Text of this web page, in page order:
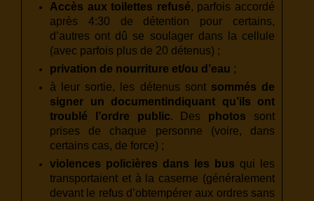
Accès aux toilettes refusé, parfois accordé
après 4:30 de détention pour certains,
d’autres ont dû se soulager dans la cellule
(avec parfois plus de 20 détenus) ;
privation de nourriture et/ou d’eau ;
à leur sortie, les détenus sont sommés de
signer un documentindiquant qu’ils ont
troublé l’ordre public. Des photos sont
prises de chaque personne (voire, dans
certains cas, de force) ;
violences policières dans les bus qui les
transportaient et à la caserne (généralement
devant le refus d’obtempérer aux ordres sans